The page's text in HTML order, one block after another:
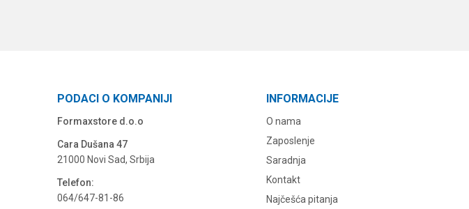
PODACI O KOMPANIJI
Formaxstore d.o.o
Cara Dušana 47
21000 Novi Sad, Srbija
Telefon:
064/647-81-86
INFORMACIJE
O nama
Zaposlenje
Saradnja
Kontakt
Najčešća pitanja